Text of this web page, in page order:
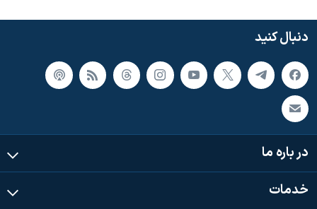
دنبال کنید
در باره ما
خدمات